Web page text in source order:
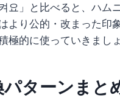
요」と比べると、ハム
より公的・改まった印
極的に使っていきましょ
パターンまと